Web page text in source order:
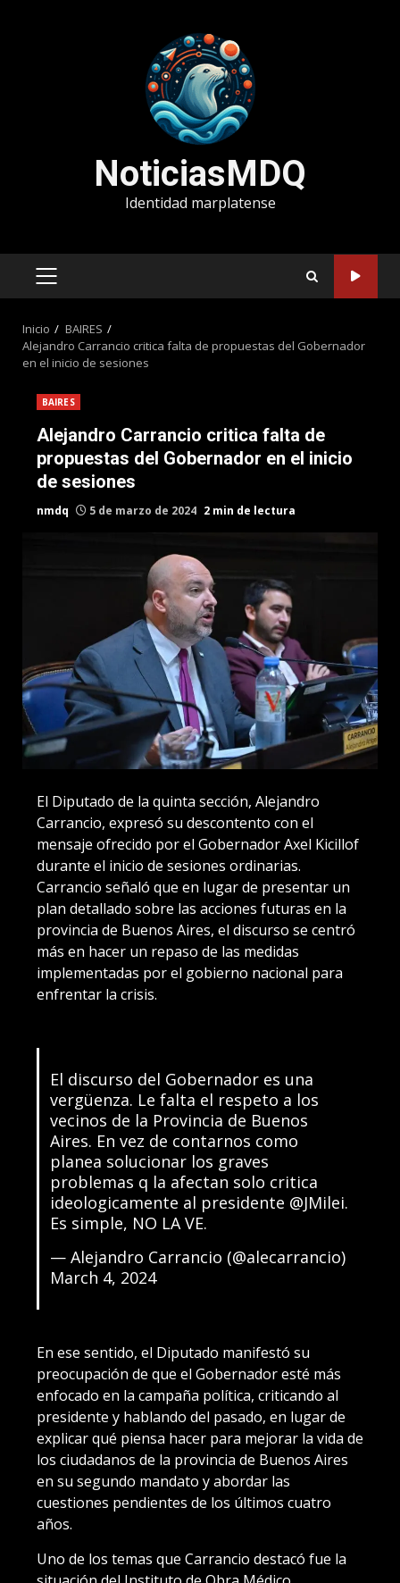
NoticiasMDQ
Identidad marplatense
MENÚ
Inicio
BAIRES
Alejandro Carrancio critica falta de propuestas del Gobernador
en el inicio de sesiones
BAIRES
Alejandro Carrancio critica falta de
propuestas del Gobernador en el inicio
de sesiones
nmdq 5 de marzo de 2024 2 min de lectura
El Diputado de la quinta sección, Alejandro
Carrancio, expresó su descontento con el
mensaje ofrecido por el Gobernador Axel Kicillof
durante el inicio de sesiones ordinarias.
Carrancio señaló que en lugar de presentar un
plan detallado sobre las acciones futuras en la
provincia de Buenos Aires, el discurso se centró
más en hacer un repaso de las medidas
implementadas por el gobierno nacional para
enfrentar la crisis.
El discurso del Gobernador es una
vergüenza. Le falta el respeto a los
vecinos de la Provincia de Buenos
Aires. En vez de contarnos como
planea solucionar los graves
problemas q la afectan solo critica
ideologicamente al presidente @JMilei.
Es simple, NO LA VE.
— Alejandro Carrancio (@alecarrancio)
March 4, 2024
En ese sentido, el Diputado manifestó su
preocupación de que el Gobernador esté más
enfocado en la campaña política, criticando al
presidente y hablando del pasado, en lugar de
explicar qué piensa hacer para mejorar la vida de
los ciudadanos de la provincia de Buenos Aires
en su segundo mandato y abordar las
cuestiones pendientes de los últimos cuatro
años.
Uno de los temas que Carrancio destacó fue la